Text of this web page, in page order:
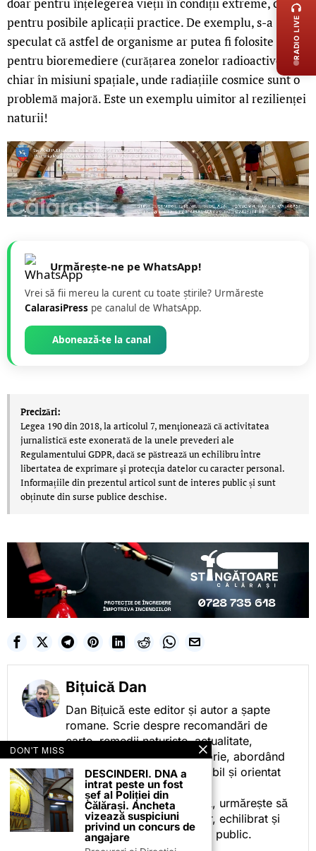
doar pentru înțelegerea vieții în condiții extreme, ci și
pentru posibile aplicații practice. De exemplu, s-a
speculat că astfel de organisme ar putea fi folosite
pentru bioremediere (curățarea zonelor radioactive) sau
chiar în misiuni spațiale, unde radiațiile cosmice sunt o
problemă majoră. Este un exemplu uimitor al rezilienței
naturii!
Urmărește-ne pe WhatsApp!
Vrei să fii mereu la curent cu toate știrile? Urmăreste
CalarasiPress pe canalul de WhatsApp.
Abonează-te la canal
Precizări:
Legea 190 din 2018, la articolul 7, menţionează că activitatea
jurnalistică este exonerată de la unele prevederi ale
Regulamentului GDPR, dacă se păstrează un echilibru între
libertatea de exprimare şi protecţia datelor cu caracter personal.
Informațiile din prezentul articol sunt de interes public și sunt
obținute din surse publice deschise.
Bițuică Dan
Dan Bițuică este editor și autor a șapte
romane. Scrie despre recomandări de
carte, remedii naturiste, actualitate,
cotidian politic, sport și istorie, abordând
subiectele într-un stil accesibil și orientat
spre informare.
Prin activitatea sa editorială, urmărește să
ofere cititorilor conținut clar, echilibrat și
relevant, adaptat interesului public.
RADIO LIVE
DON'T MISS
DESCINDERI. DNA a
intrat peste un fost
șef al Poliției din
Călărași. Ancheta
vizează suspiciuni
privind un concurs de
angajare